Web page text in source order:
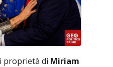
proprietà di Miriam